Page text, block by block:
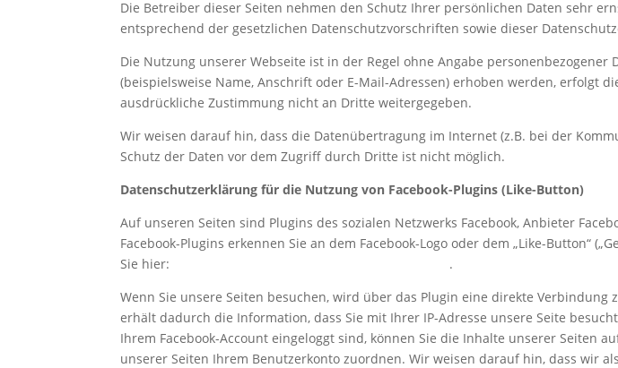
Die Betreiber dieser Seiten nehmen den Schutz Ihrer persönlichen Daten sehr
entsprechend der gesetzlichen Datenschutzvorschriften sowie dieser
Die Nutzung unserer Webseite ist in der Regel ohne Angabe
(beispielsweise Name, Anschrift oder E-Mail-Adressen) erhoben werden, erfolgt
ausdrückliche Zustimmung nicht an Dritte weitergegeben.
Wir weisen darauf hin, dass die Datenübertragung im Internet (z.B. bei der
Schutz der Daten vor dem Zugriff durch Dritte ist nicht möglich.
Datenschutzerklärung für die Nutzung von Facebook-Plugins (Like-Button)
Auf unseren Seiten sind Plugins des sozialen Netzwerks Facebook, Anbieter
Facebook-Plugins erkennen Sie an dem Facebook-Logo oder dem „Like-Button“
Sie hier:
.
Wenn Sie unsere Seiten besuchen, wird über das Plugin eine direkte Verbindung
erhält dadurch die Information, dass Sie mit Ihrer IP-Adresse unsere Seite
Ihrem Facebook-Account eingeloggt sind, können Sie die Inhalte unserer Seiten
unserer Seiten Ihrem Benutzerkonto zuordnen. Wir weisen darauf hin, dass wir